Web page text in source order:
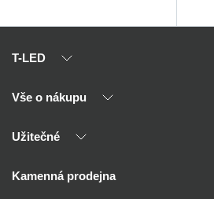
T-LED
O nás
Kontakty
Vše o nákupu
Výhody T-LED
Montáž
Užitečné
Reklamace a vrácení
Kamenná prodejna